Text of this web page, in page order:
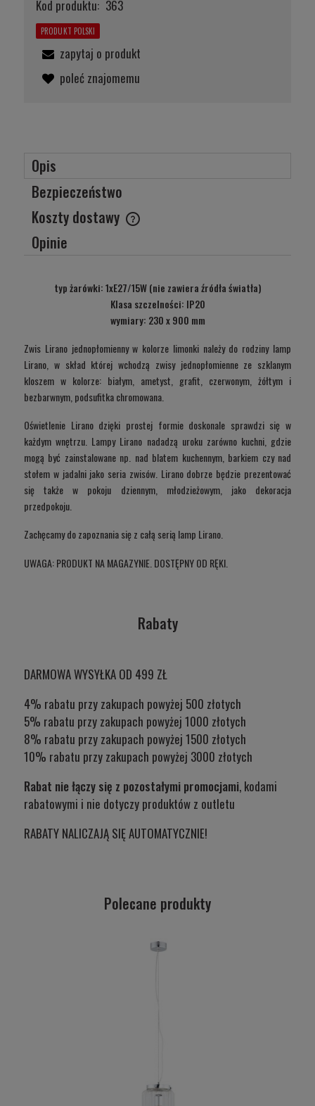
Kod produktu: 363
PRODUKT POLSKI
zapytaj o produkt
poleć znajomemu
Opis
Bezpieczeństwo
Koszty dostawy
Cena nie zawiera ewentualnych kosztów płatności
Opinie
typ żarówki: 1xE27/15W (nie zawiera źródła światła)
Klasa szczelności: IP20
wymiary: 230 x 900 mm
Zwis Lirano jednopłomienny w kolorze limonki należy do rodziny lamp
Lirano, w skład której wchodzą zwisy jednopłomienne ze szklanym
kloszem w kolorze: białym, ametyst, grafit, czerwonym, żółtym i
bezbarwnym, podsufitka chromowana.
Oświetlenie Lirano dzięki prostej formie doskonale sprawdzi się w
każdym wnętrzu. Lampy Lirano nadadzą uroku zarówno kuchni, gdzie
mogą być zainstalowane np. nad blatem kuchennym, barkiem czy nad
stołem w jadalni jako seria zwisów. Lirano dobrze będzie prezentować
się także w pokoju dziennym, młodzieżowym, jako dekoracja
przedpokoju.
Zachęcamy do zapoznania się z całą serią lamp Lirano.
UWAGA: PRODUKT NA MAGAZYNIE. DOSTĘPNY OD RĘKI.
Rabaty
DARMOWA WYSYŁKA OD 499 ZŁ
4% rabatu przy zakupach powyżej 500 złotych
5% rabatu przy zakupach powyżej 1000 złotych
8% rabatu przy zakupach powyżej 1500 złotych
10% rabatu przy zakupach powyżej 3000 złotych
Rabat nie łączy się z pozostałymi promocjami, kodami
rabatowymi i nie dotyczy produktów z outletu
RABATY NALICZAJĄ SIĘ AUTOMATYCZNIE!
Polecane produkty